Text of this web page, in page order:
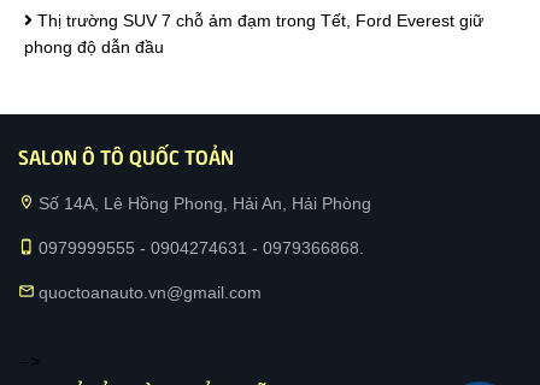
Thị trường SUV 7 chỗ ảm đạm trong Tết, Ford Everest giữ
phong độ dẫn đầu
SALON Ô TÔ QUỐC TOẢN
location_on Số 14A, Lê Hồng Phong, Hải An, Hải Phòng
phone_iphone 0979999555 - 0904274631 - 0979366868.
mail quoctoanauto.vn@gmail.com
-->